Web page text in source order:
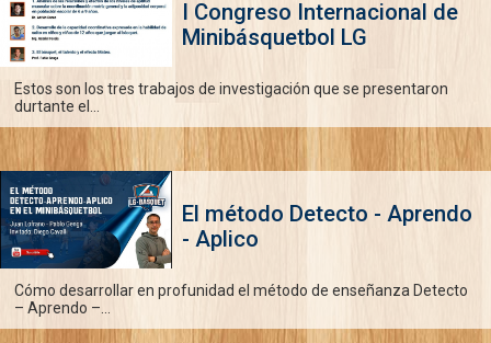
I Congreso Internacional de
Minibásquetbol LG
Estos son los tres trabajos de investigación que se presentaron
durtante el...
El método Detecto - Aprendo
- Aplico
Cómo desarrollar en profunidad el método de enseñanza Detecto
– Aprendo –...